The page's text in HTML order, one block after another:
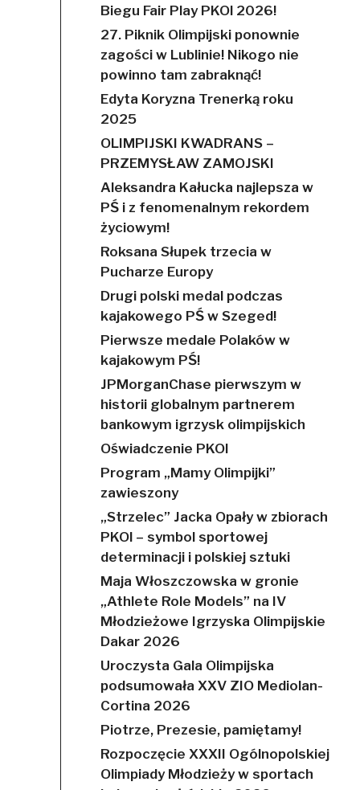
Biegu Fair Play PKOl 2026!
27. Piknik Olimpijski ponownie
zagości w Lublinie! Nikogo nie
powinno tam zabraknąć!
Edyta Koryzna Trenerką roku
2025
OLIMPIJSKI KWADRANS –
PRZEMYSŁAW ZAMOJSKI
Aleksandra Kałucka najlepsza w
PŚ i z fenomenalnym rekordem
życiowym!
Roksana Słupek trzecia w
Pucharze Europy
Drugi polski medal podczas
kajakowego PŚ w Szeged!
Pierwsze medale Polaków w
kajakowym PŚ!
JPMorganChase pierwszym w
historii globalnym partnerem
bankowym igrzysk olimpijskich
Oświadczenie PKOl
Program „Mamy Olimpijki”
zawieszony
„Strzelec” Jacka Opały w zbiorach
PKOl – symbol sportowej
determinacji i polskiej sztuki
Maja Włoszczowska w gronie
„Athlete Role Models” na IV
Młodzieżowe Igrzyska Olimpijskie
Dakar 2026
Uroczysta Gala Olimpijska
podsumowała XXV ZIO Mediolan-
Cortina 2026
Piotrze, Prezesie, pamiętamy!
Rozpoczęcie XXXII Ogólnopolskiej
Olimpiady Młodzieży w sportach